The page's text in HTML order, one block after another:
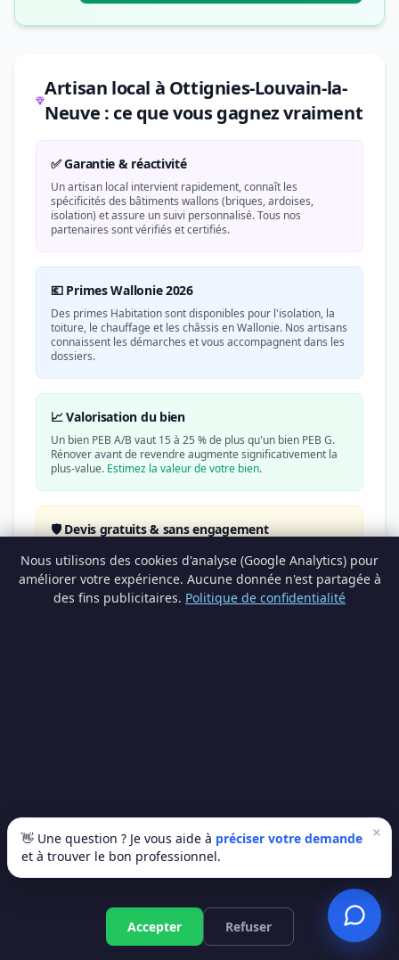
Nous utilisons des cookies d'analyse (Google Analytics) pour
améliorer votre expérience. Aucune donnée n'est partagée à
des fins publicitaires. Politique de confidentialité
Accepter Refuser
Artisan local à Ottignies-Louvain-la-
Neuve : ce que vous gagnez vraiment
✅ Garantie & réactivité
Un artisan local intervient rapidement, connaît les
spécificités des bâtiments wallons (briques, ardoises,
isolation) et assure un suivi personnalisé. Tous nos
partenaires sont vérifiés et certifiés.
💶 Primes Wallonie 2026
Des primes Habitation sont disponibles pour l'isolation, la
toiture, le chauffage et les châssis en Wallonie. Nos artisans
connaissent les démarches et vous accompagnent dans les
dossiers.
📈 Valorisation du bien
Un bien PEB A/B vaut 15 à 25 % de plus qu'un bien PEB G.
Rénover avant de revendre augmente significativement la
plus-value. Estimez la valeur de votre bien.
🛡️ Devis gratuits & sans engagement
Recevez jusqu'à 5 devis gratuits de professionnels vérifiés.
Comparez les prix, lisez les avis et choisissez en toute
transparence. Zéro frais caché, zéro obligation.
un défi. Chez Les Pros de Ma Ville, nous
sélectionnons rigoureusement chaque
professionnel pour vous garantir un service
🛡️ Processus de vérification strict
Devis gratuit
×
👋 Une question ? Je vous aide à préciser votre demande
et à trouver le bon professionnel.